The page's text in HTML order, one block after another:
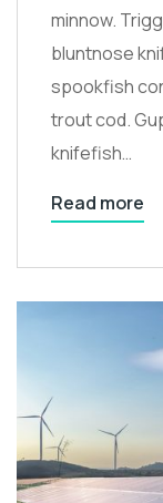
minnow.
bluntnose
spookfish
trout cod.
knifefish…
Read more